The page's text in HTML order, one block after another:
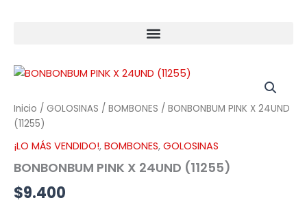
Inicio / GOLOSINAS / BOMBONES / BONBONBUM PINK X 24UND
(11255)
¡LO MÁS VENDIDO!, BOMBONES, GOLOSINAS
BONBONBUM PINK X 24UND (11255)
$9.400